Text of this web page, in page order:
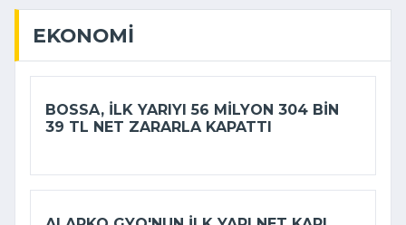
EKONOMI
BOSSA, ILK YARIYI 56 MILYON 304 BIN
39 TL NET ZARARLA KAPATTI